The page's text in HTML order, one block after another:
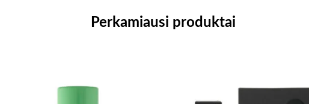
Perkamiausi produktai